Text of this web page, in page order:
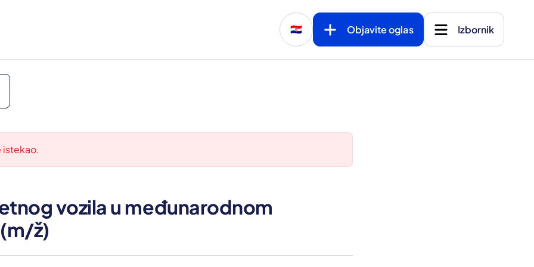
🇭🇷 Objavite oglas Izbornik
istekao.
vozila u međunarodnom
ž)